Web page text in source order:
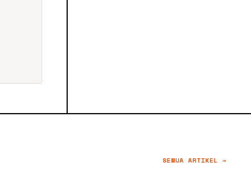
SEMUA ARTIKEL →